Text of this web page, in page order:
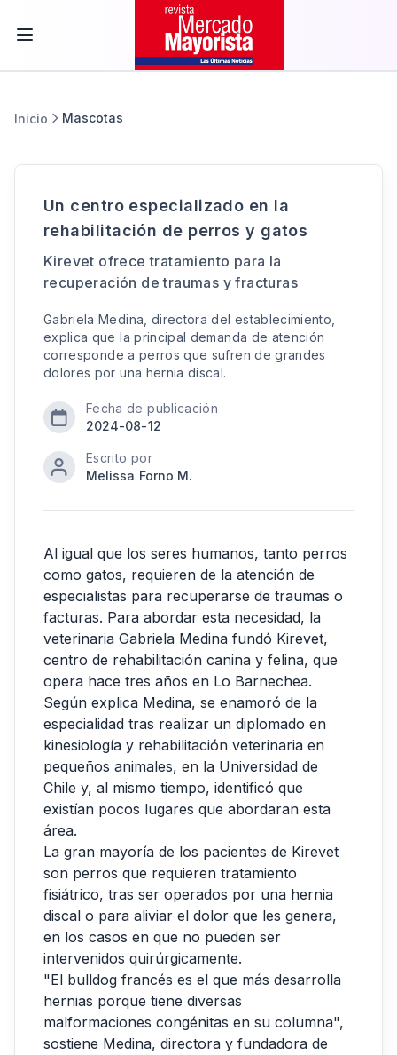
Inicio Mascotas
Un centro especializado en la
rehabilitación de perros y gatos
Kirevet ofrece tratamiento para la
recuperación de traumas y fracturas
Gabriela Medina, directora del establecimiento,
explica que la principal demanda de atención
corresponde a perros que sufren de grandes
dolores por una hernia discal.
Fecha de publicación
2024-08-12
Escrito por
Melissa Forno M.
Al igual que los seres humanos, tanto perros
como gatos, requieren de la atención de
especialistas para recuperarse de traumas o
facturas. Para abordar esta necesidad, la
veterinaria Gabriela Medina fundó Kirevet,
centro de rehabilitación canina y felina, que
opera hace tres años en Lo Barnechea.
Según explica Medina, se enamoró de la
especialidad tras realizar un diplomado en
kinesiología y rehabilitación veterinaria en
pequeños animales, en la Universidad de
Chile y, al mismo tiempo, identificó que
existían pocos lugares que abordaran esta
área.
La gran mayoría de los pacientes de Kirevet
son perros que requieren tratamiento
fisiátrico, tras ser operados por una hernia
discal o para aliviar el dolor que les genera,
en los casos en que no pueden ser
intervenidos quirúrgicamente.
"El bulldog francés es el que más desarrolla
hernias porque tiene diversas
malformaciones congénitas en su columna",
sostiene Medina, directora y fundadora de